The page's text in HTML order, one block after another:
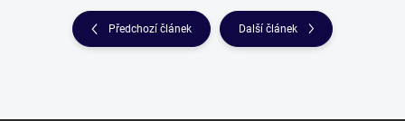
Předchozí článek Další článek